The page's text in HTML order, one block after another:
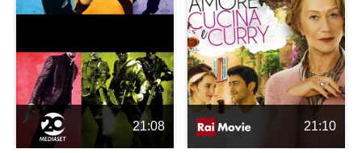
21:08 21:10